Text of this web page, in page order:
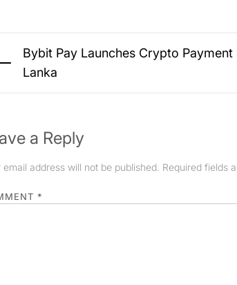
Bybit Pay Launches Crypto Payment
Lanka
a Reply
email address will not be published. Required fields
*